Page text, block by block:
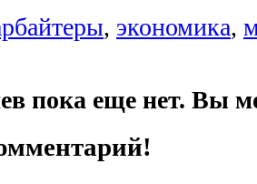
, экономика,
пока еще нет. Вы